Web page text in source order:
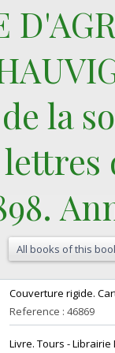
la
All books of this
‎Couverture rigide.
Reference : 46869
‎Livre. Tours - Librairie